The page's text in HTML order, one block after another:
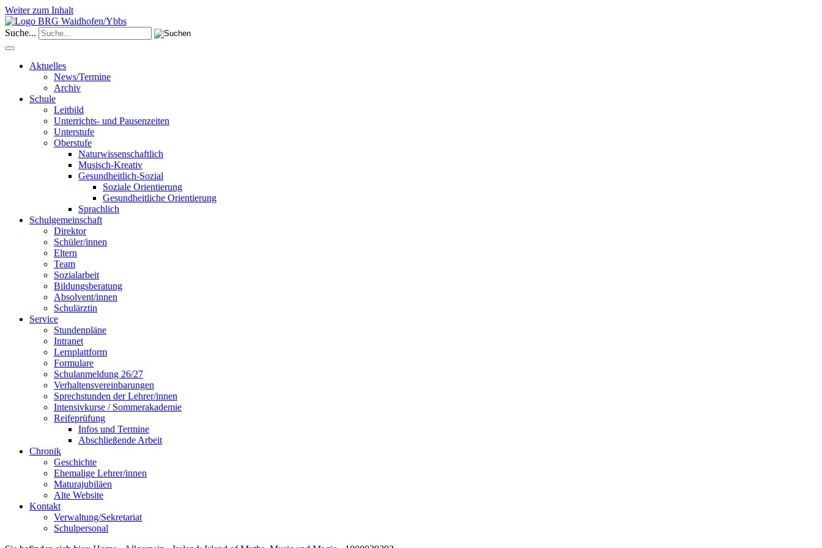
Weiter zum Inhalt
Suche...
Aktuelles
News/Termine
Archiv
Schule
Leitbild
Unterrichts- und Pausenzeiten
Unterstufe
Oberstufe
Naturwissenschaftlich
Musisch-Kreativ
Gesundheitlich-Sozial
Soziale Orientierung
Gesundheitliche Orientierung
Sprachlich
Schulgemeinschaft
Direktor
Schüler/innen
Eltern
Team
Sozialarbeit
Bildungsberatung
Absolvent/innen
Schulärztin
Service
Stundenpläne
Intranet
Lernplattform
Formulare
Schulanmeldung 26/27
Verhaltensvereinbarungen
Sprechstunden der Lehrer/innen
Intensivkurse / Sommerakademie
Reifeprüfung
Infos und Termine
Abschließende Arbeit
Chronik
Geschichte
Ehemalige Lehrer/innen
Maturajubiläen
Alte Website
Kontakt
Verwaltung/Sekretariat
Schulpersonal